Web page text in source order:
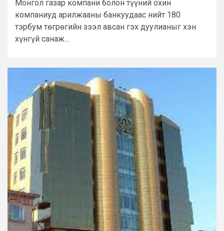
Монгол газар компани болон түүний охин
компаниуд арилжааны банкуудаас нийт 180
тэрбум төгрөгийн зээл авсан гэх дуулианыг хэн
хүнгүй санаж...